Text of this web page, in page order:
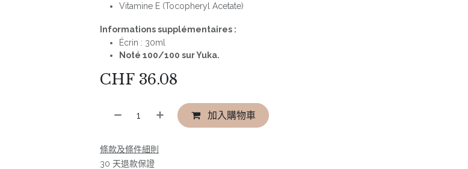
Vitamine E (Tocopheryl Acetate)
Informations supplémentaires :
Écrin : 30ml
Noté 100/100 sur Yuka.
CHF 36.08
加入購物車
條款及條件細則
30 天退款保證